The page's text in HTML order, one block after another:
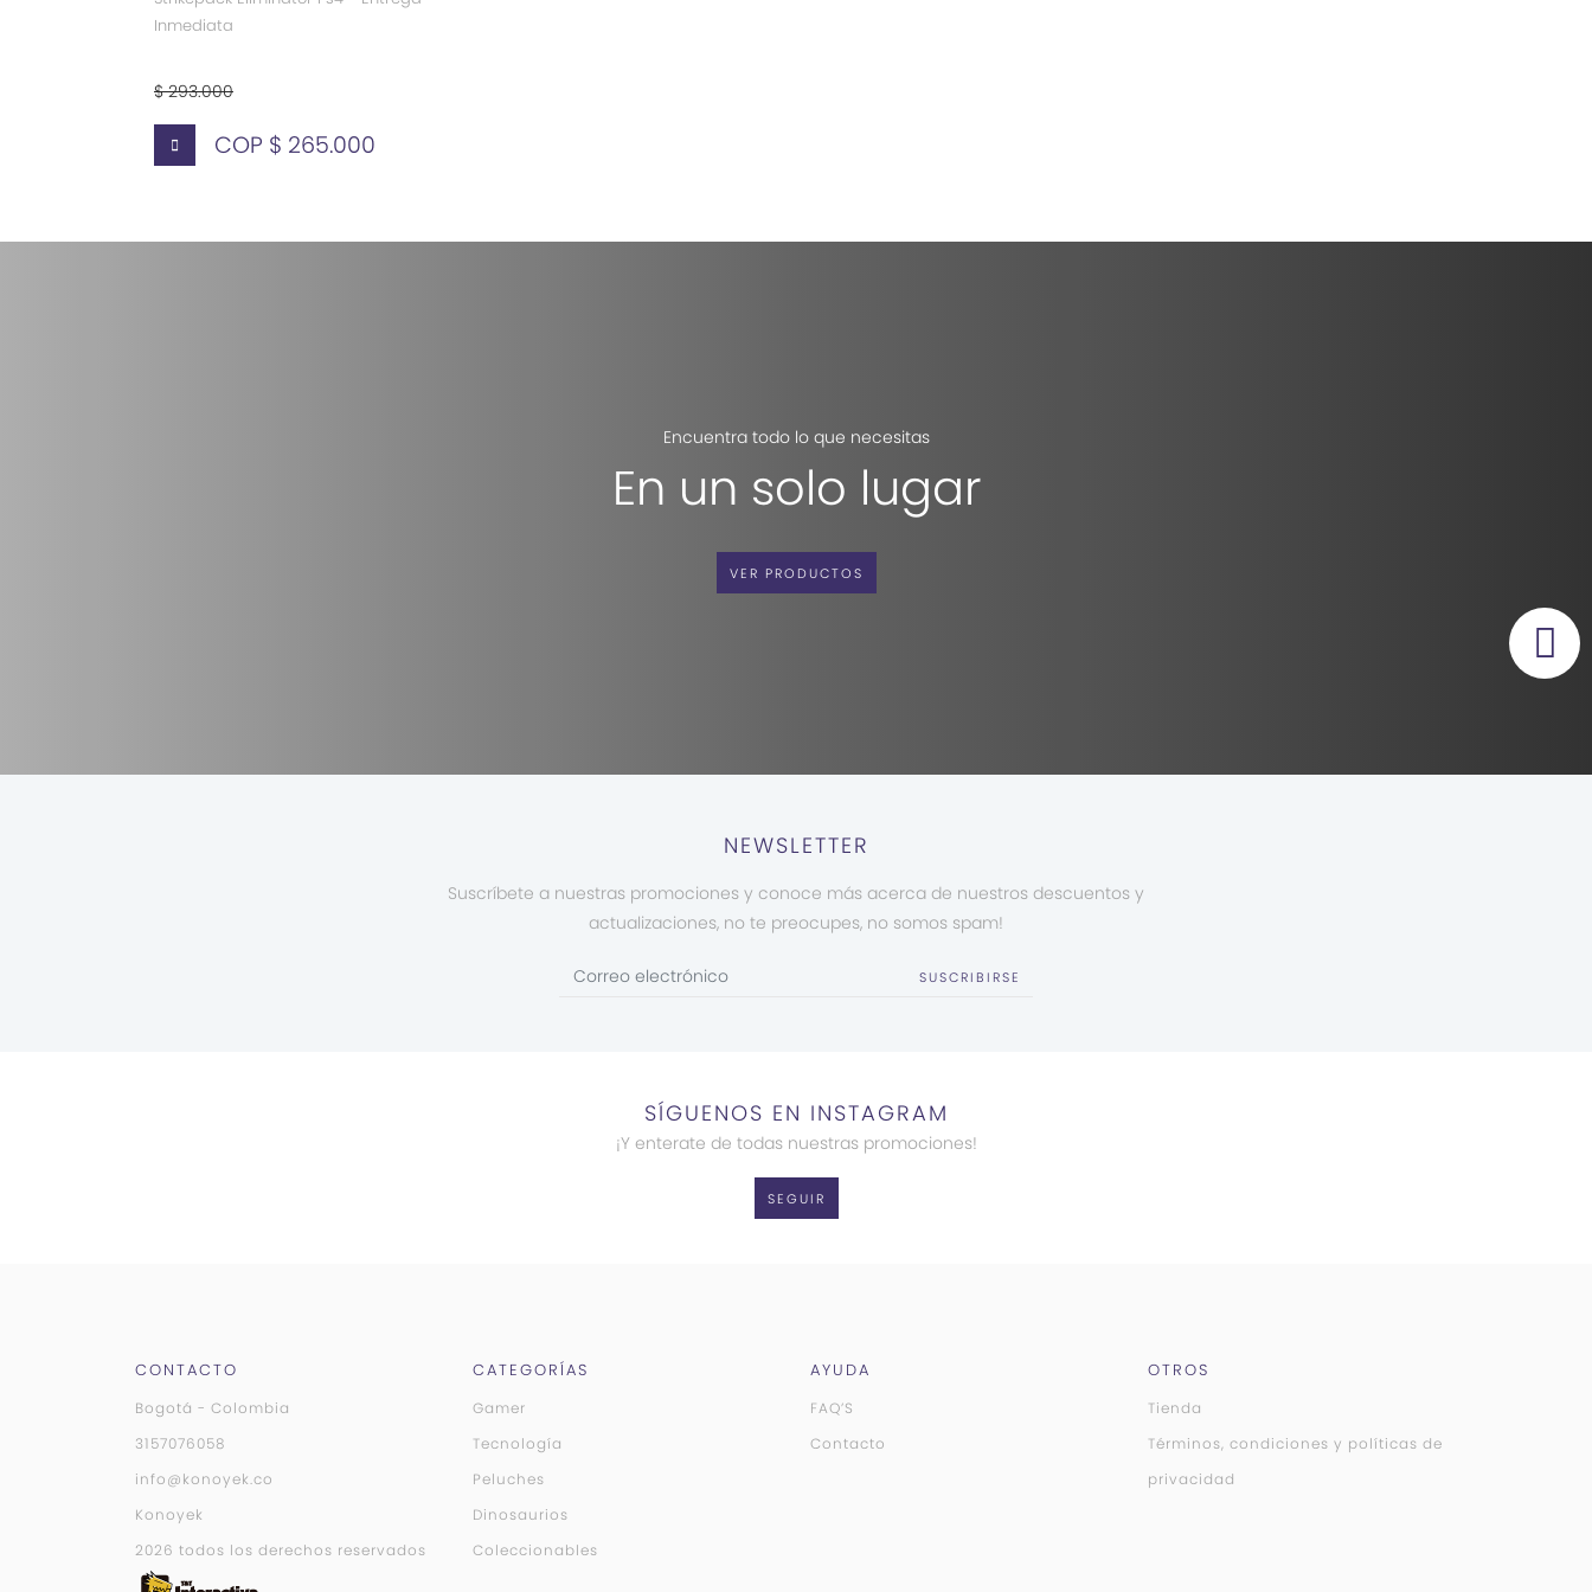
Inmediata
$ 293.000
COP $ 265.000
Encuentra todo lo que necesitas
En un solo lugar
VER PRODUCTOS
NEWSLETTER
Suscríbete a nuestras promociones y conoce más acerca de nuestros descuentos y
actualizaciones, no te preocupes, no somos spam!
SUSCRIBIRSE
SÍGUENOS EN INSTAGRAM
¡Y enterate de todas nuestras promociones!
SEGUIR
CONTACTO
Bogotá - Colombia
3157076058
info@konoyek.co
Konoyek
2026 todos los derechos reservados
CATEGORÍAS
Gamer
Tecnología
Peluches
Dinosaurios
Coleccionables
AYUDA
FAQ’S
Contacto
OTROS
Tienda
Términos, condiciones y políticas de
privacidad